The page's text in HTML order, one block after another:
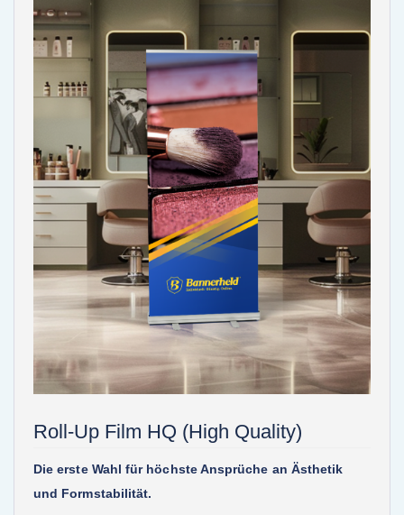
Roll-Up Film HQ (High Quality)
Die erste Wahl für höchste Ansprüche an Ästhetik
und Formstabilität.